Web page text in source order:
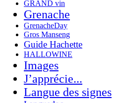
GRAND vin
Grenache
GrenacheDay
Gros Manseng
Guide Hachette
HALLOWINE
Images
J’apprécie...
Langue des signes